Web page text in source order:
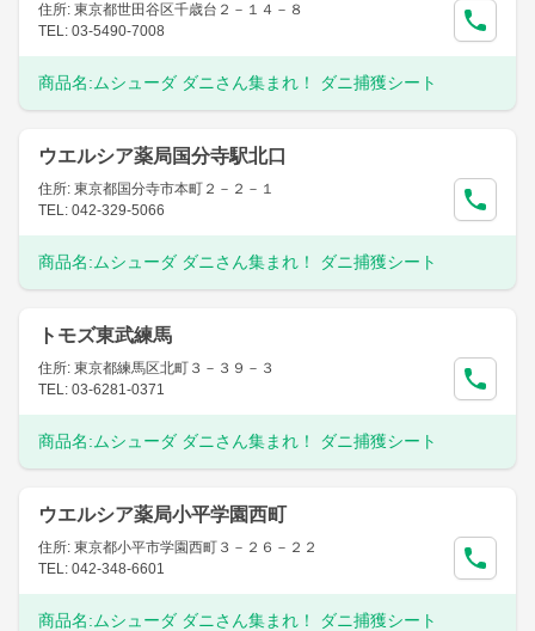
住所: 東京都世田谷区千歳台２－１４－８
TEL: 03-5490-7008
商品名: ムシューダ ダニさん集まれ！ ダニ捕獲シート
ウエルシア薬局国分寺駅北口
住所: 東京都国分寺市本町２－２－１
TEL: 042-329-5066
商品名: ムシューダ ダニさん集まれ！ ダニ捕獲シート
トモズ東武練馬
住所: 東京都練馬区北町３－３９－３
TEL: 03-6281-0371
商品名: ムシューダ ダニさん集まれ！ ダニ捕獲シート
ウエルシア薬局小平学園西町
住所: 東京都小平市学園西町３－２６－２２
TEL: 042-348-6601
商品名: ムシューダ ダニさん集まれ！ ダニ捕獲シート